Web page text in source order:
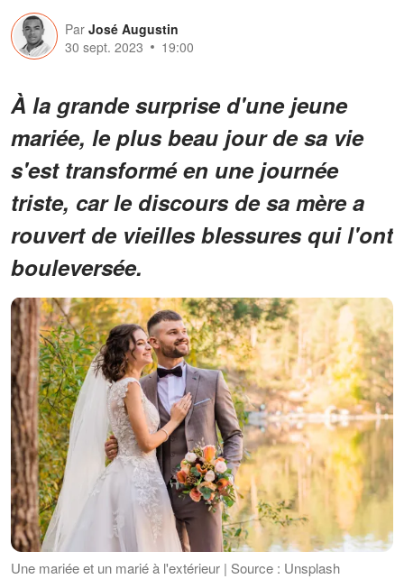
Par José Augustin
30 sept. 2023
19:00
À la grande surprise d'une jeune
mariée, le plus beau jour de sa vie
s'est transformé en une journée
triste, car le discours de sa mère a
rouvert de vieilles blessures qui l'ont
bouleversée.
Une mariée et un marié à l'extérieur | Source : Unsplash